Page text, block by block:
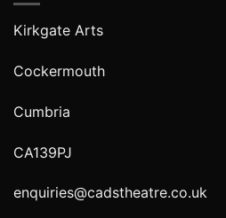
Kirkgate Arts
Cockermouth
Cumbria
CA139PJ
enquiries@cadstheatre.co.uk